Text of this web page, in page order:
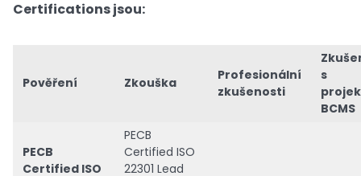
Certifications jsou:
Pověření Zkouška
Profesionální
zkušenosti
s
BCMS
PECB
Certified ISO
PECB
Certified ISO
22301 Lead